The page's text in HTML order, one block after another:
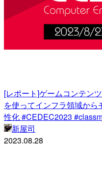
[レポート]ゲームコンテン
を使ってインフラ領域か
性化 #CEDEC2023
新屋司
2023.08.28